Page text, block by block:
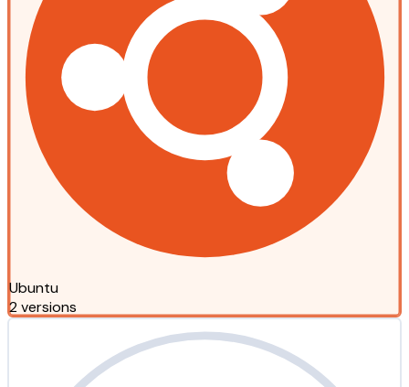
Ubuntu
2 versions